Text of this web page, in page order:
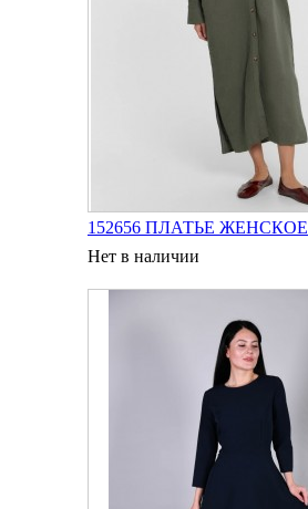
152656 ПЛАТЬЕ ЖЕНСКОЕ
Нет в наличии